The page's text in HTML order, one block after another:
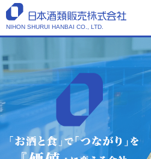
NIHON SHURUI HANBAI CO., LTD.